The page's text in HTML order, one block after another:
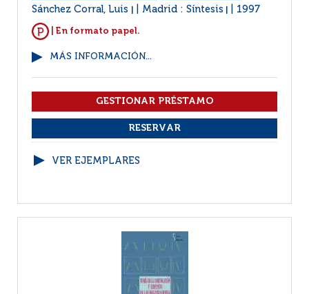
Sánchez Corral, Luis Madrid : Síntesis 1997
| En formato papel.
MÁS INFORMACIÓN...
VER EJEMPLARES